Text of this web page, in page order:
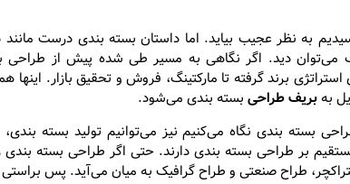
به نظر عجیب بیاید. اما داستان بسته بندی درست مانند
می‌توان دید. اگر نگاهی به مسیر طی شده پیش از طراحی
استراتژی برند گرفته تا مارکتینگ، فروش و تحقیق بازار. اینها
به بریف طراحی بسته بندی می‌شود.
بسته بندی نگاه می‌کنیم نیز می‌توانیم تولید بسته بندی،
مستقیم بر طراحی بسته بندی دارند. حتی اگر طراحی بسته
طراح صنعتی و طراح گرافیک به میان می‌آید. پس